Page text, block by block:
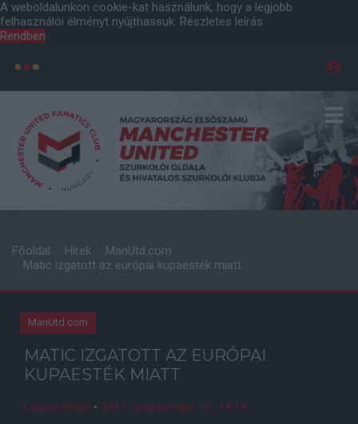
A weboldalunkon cookie-kat használunk, hogy a legjobb
felhasználói élményt nyújthassuk. Részletes leírás
Rendben
Főoldal Hírek
ManUtd.com
Matic izgatott az európai kupaesték miatt
ManUtd.com
MATIC IZGATOTT AZ EURÓPAI
KUPAESTÉK MIATT
Lakner Péter • 2017. szeptember. 11. 14:14